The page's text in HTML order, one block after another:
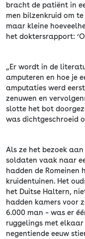
bracht de patiënt in
men bilzenkruid om
maar kleine
het doktersrapport:
„Er wordt in de
amputeren en hoe je
amputaties werd
zenuwen en
slotte het bot
was dichtgeschroeid
Als ze het bezoek
soldaten vaak naar
hadden de
kruidentuinen. Het
het Duitse Haltern,
hadden kamers voor
6.000 man – was er
ruggelings met elkaar
negentiende eeuw